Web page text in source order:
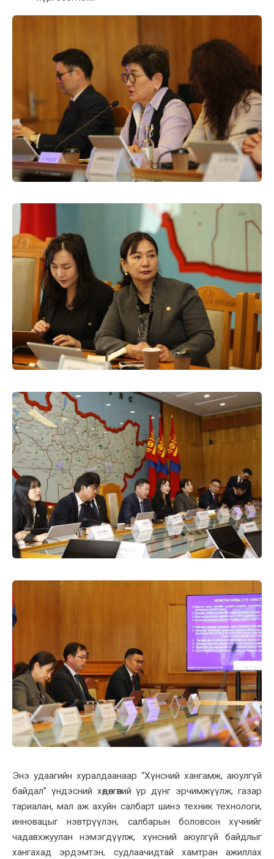
Энэ удаагийн хуралдаанаар “Хүнсний хангамж, аюулгүй
байдал” үндэсний хөдөлгөөний үр дүнг эрчимжүүлж, газар
тариалан, мал аж ахуйн салбарт шинэ техник технологи,
инновацыг нэвтрүүлэн, салбарын боловсон хүчнийг
чадавхжуулан нэмэгдүүлж, хүнсний аюулгүй байдлыг
хангахад эрдэмтэн, судлаачидтай хамтран ажиллах